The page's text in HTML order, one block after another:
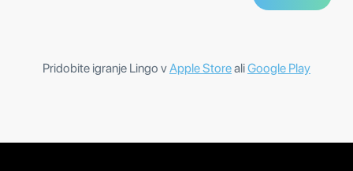
Pridobite igranje Lingo vApple StorealiGoogle Play